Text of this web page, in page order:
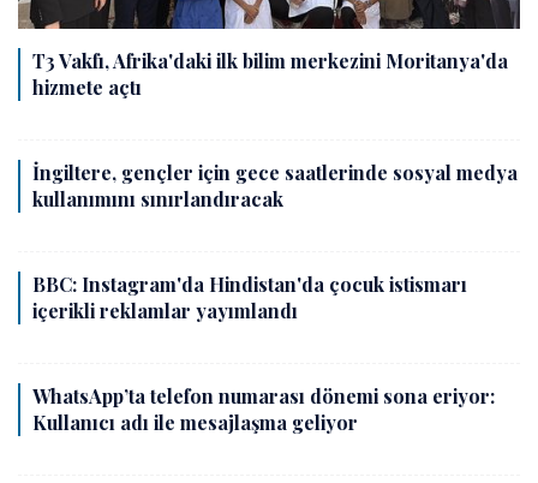
T3 Vakfı, Afrika'daki ilk bilim merkezini Moritanya'da
hizmete açtı
İngiltere, gençler için gece saatlerinde sosyal medya
kullanımını sınırlandıracak
BBC: Instagram'da Hindistan'da çocuk istismarı
içerikli reklamlar yayımlandı
WhatsApp’ta telefon numarası dönemi sona eriyor:
Kullanıcı adı ile mesajlaşma geliyor